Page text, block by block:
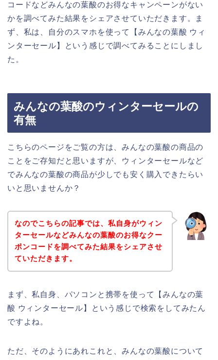
コードなどみんなの葉酸のお得なキャンペーンがない
かを調べてみた結果をシェアさせていただきます。ま
ず、私は、自分のスマホを使って【みんなの葉酸 ウィ
ンターセール】という感じで調べてみることにしまし
た。
みんなの葉酸のウィンターセールの
有無
こちらのページをご覧の方は、みんなの葉酸の商品の
ことをご存知だと思いますが、ウィンターセールなど
でみんなの葉酸の商品が少しでも安く購入できたらい
いと思いませんか？
なのでこちらの記事では、私自身がウィン
ターセールなどみんなの葉酸のお得なクー
ポンコードを調べてみた結果をシェアさせ
ていただきます。
まず、私自身、パソコンと携帯を使って【みんなの葉
酸 ウィンターセール】という感じで検索をしてみたん
ですよね。
ただ、そのようにあれこれと、みんなの葉酸について